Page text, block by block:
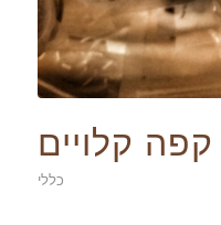
קפה קלויים
כללי